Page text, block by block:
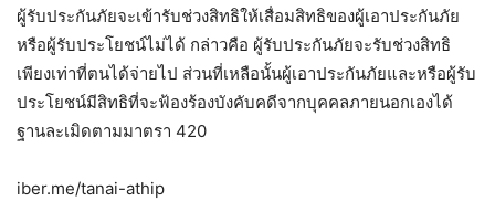
ผู้รับประกันภัยจะเข้ารับช่วงสิทธิให้เสื่อมสิทธิของผู้เอาประกันภัย
หรือผู้รับประโยชน์ไม่ได้ กล่าวคือ ผู้รับประกันภัยจะรับช่วงสิทธิ
เพียงเท่าที่ตนได้จ่ายไป ส่วนที่เหลือนั้นผู้เอาประกันภัยและหรือผู้รับ
ประโยชน์มีสิทธิที่จะฟ้องร้องบังคับคดีจากบุคคลภายนอกเองได้
ฐานละเมิดตามมาตรา 420
iber.me/tanai-athip